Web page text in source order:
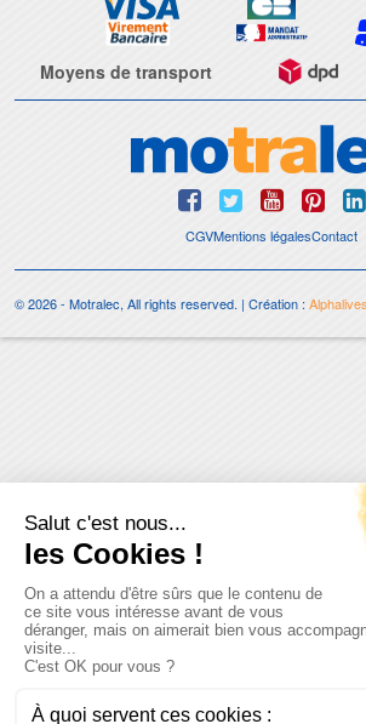
Moyens de transport
CGVMentions légalesContact
© 2026 - Motralec, All rights reserved. | Création :